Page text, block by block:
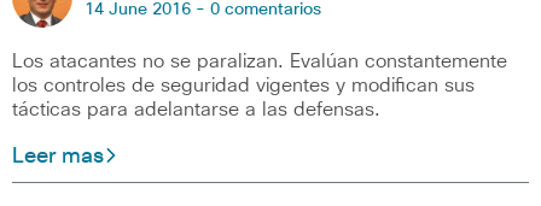
14 June 2016 - 0 comentarios
Los atacantes no se paralizan. Evalúan constantemente
los controles de seguridad vigentes y modifican sus
tácticas para adelantarse a las defensas.
Leer mas